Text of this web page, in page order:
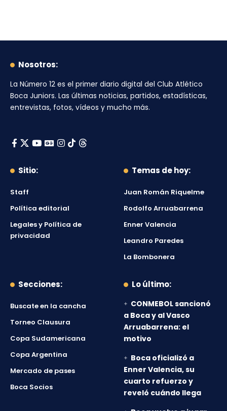
Nosotros:
La Número 12 es el primer diario digital del Club Atlético
Boca Juniors. Las últimas noticias, partidos, estadísticas,
entrevistas, fotos, vídeos y mucho más.
Sitio:
Staff
Política editorial
Legales y Política de
privacidad
Temas de hoy:
Juan Román Riquelme
Rodolfo Arruabarrena
Enner Valencia
Leandro Paredes
La Bombonera
Secciones:
Buscate en la cancha
Torneo Clausura
Copa Sudamericana
Copa Argentina
Mercado de pases
Boca Socios
Lo último:
CONMEBOL sancionó
a Boca y al Vasco
Arruabarrena: el
motivo
Boca oficializó a
Enner Valencia, su
cuarto refuerzo y
reveló cuándo llega